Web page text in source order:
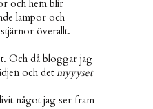
och hem blir
lampor och
överallt.
Och då bloggar jag
och detmyyyset
något jag ser fram